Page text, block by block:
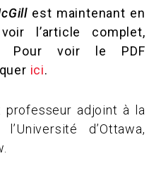
est maintenant en
l’article complet,
Pour voir le PDF
ici.
adjoint à la
d’Ottawa,